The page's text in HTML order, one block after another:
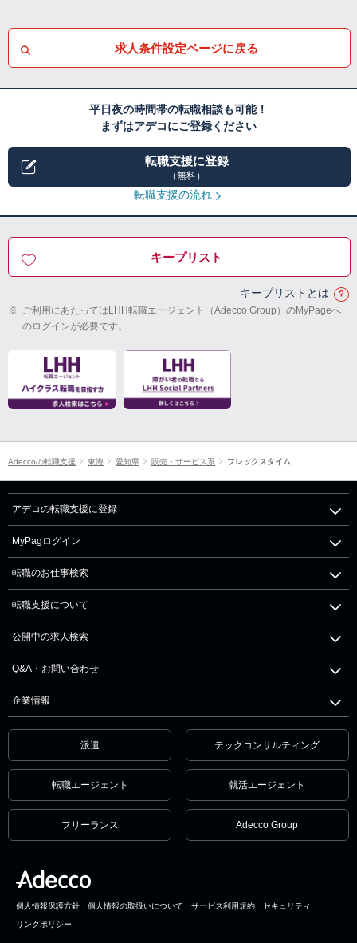
求人条件設定ページに戻る
平日夜の時間帯の転職相談も可能！
まずはアデコにご登録ください
転職支援に登録
（無料）
転職支援の流れ
キープリスト
キープリストとは
※ ご利用にあたってはLHH転職エージェント（Adecco Group）のMyPageへ
のログインが必要です。
Adeccoの転職支援 東海 愛知県 販売・サービス系 フレックスタイム
アデコの転職支援に登録
MyPagログイン
転職のお仕事検索
転職支援について
公開中の求人検索
Q&A・お問い合わせ
企業情報
派遣 テックコンサルティング
転職エージェント 就活エージェント
フリーランス Adecco Group
個人情報保護方針・個人情報の取扱いについて サービス利用規約 セキュリティ
リンクポリシー